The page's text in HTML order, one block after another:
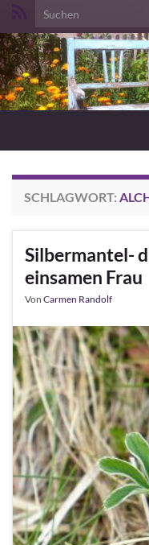
Search for:
SCHLAGWORT:
Silbermantel-
einsamen Frau
Von Carmen Randolf